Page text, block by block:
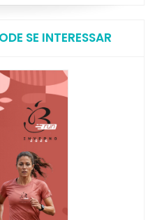
SE INTERESSAR